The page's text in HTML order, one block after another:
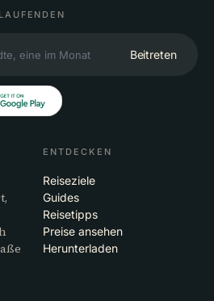
Beitreten
ENTDECKEN
Reiseziele
Guides
Reisetipps
Preise ansehen
Herunterladen